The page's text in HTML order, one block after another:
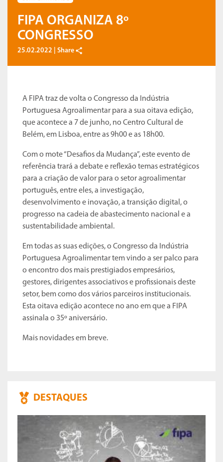
FIPA ORGANIZA 8º
CONGRESSO
25.02.2022 | Share
A FIPA traz de volta o Congresso da Indústria
Portuguesa Agroalimentar para a sua oitava edição,
que acontece a 7 de junho, no Centro Cultural de
Belém, em Lisboa, entre as 9h00 e as 18h00.
Com o mote “Desafios da Mudança”, este evento de
referência trará a debate e reflexão temas estratégicos
para a criação de valor para o setor agroalimentar
português, entre eles, a investigação,
desenvolvimento e inovação, a transição digital, o
progresso na cadeia de abastecimento nacional e a
sustentabilidade ambiental.
Em todas as suas edições, o Congresso da Indústria
Portuguesa Agroalimentar tem vindo a ser palco para
o encontro dos mais prestigiados empresários,
gestores, dirigentes associativos e profissionais deste
setor, bem como dos vários parceiros institucionais.
Esta oitava edição acontece no ano em que a FIPA
assinala o 35º aniversário.
Mais novidades em breve.
DESTAQUES